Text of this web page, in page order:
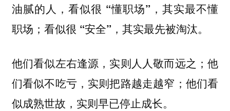
油腻的人，看似很 “懂职场”，其实最不懂
职场；看似很 “安全”，其实最先被淘汰。
他们看似左右逢源，实则人人敬而远之；他
们看似不吃亏，实则把路越走越窄；他们看
似成熟世故，实则早已停止成长。